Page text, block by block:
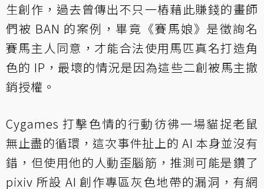
生創作，過去曾傳出不只一樁藉此賺錢的畫師
們被 BAN 的案例，畢竟《賽馬娘》是徵詢名
賽馬主人同意，才能合法使用馬匹真名打造角
色的 IP，最壞的情況是因為這些二創被馬主撤
銷授權。
Cygames 打擊色情的行動彷彿一場貓捉老鼠
無止盡的循環，這次事件扯上的 AI 本身並沒有
錯，但使用他的人動歪腦筋，推測可能是鑽了
pixiv 所設 AI 創作專區灰色地帶的漏洞，有網